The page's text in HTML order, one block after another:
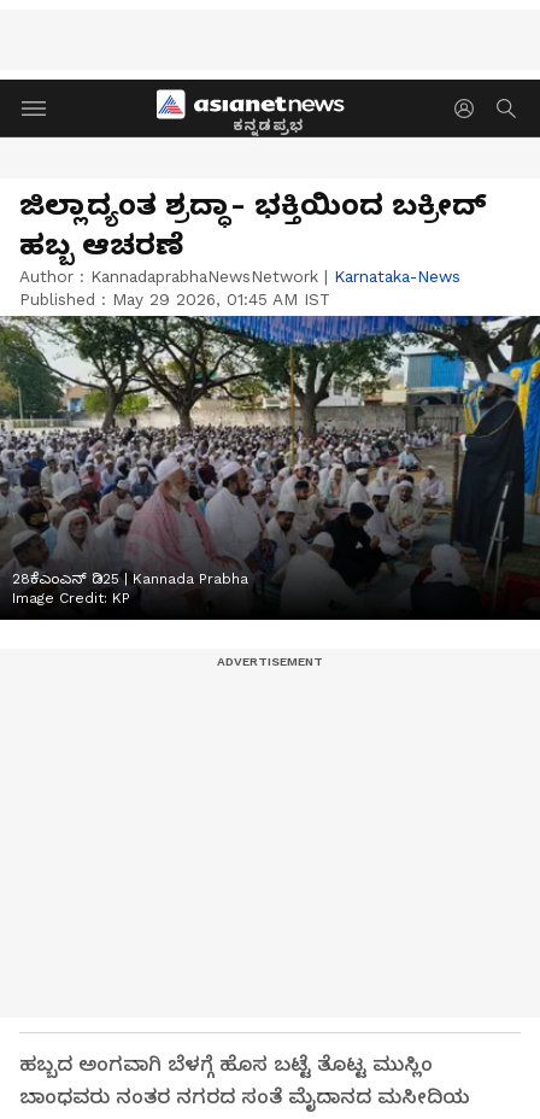
ಕನ್ನಡಪ್ರಭ
ಜಿಲ್ಲಾದ್ಯಂತ ಶ್ರದ್ಧಾ- ಭಕ್ತಿಯಿಂದ ಬಕ್ರೀದ್
ಹಬ್ಬ ಆಚರಣೆ
Author : KannadaprabhaNewsNetwork | Karnataka-News
Published : May 29 2026, 01:45 AM IST
28ಕೆಎಂಎನ್ ಡಿ25 | Kannada Prabha
Image Credit: KP
ಹಬ್ಬದ ಅಂಗವಾಗಿ ಬೆಳಗ್ಗೆ ಹೊಸ ಬಟ್ಟೆ ತೊಟ್ಟ ಮುಸ್ಲಿಂ
ಬಾಂಧವರು ನಂತರ ನಗರದ ಸಂತೆ ಮೈದಾನದ ಮಸೀದಿಯ